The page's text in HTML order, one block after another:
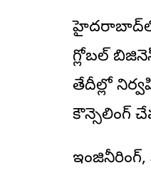
గ్లోబల్
తేదీల్లో
కౌన్సెలింగ్